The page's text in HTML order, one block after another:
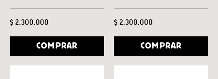
$ 2.300.000
COMPRAR
$ 2.300.000
COMPRAR